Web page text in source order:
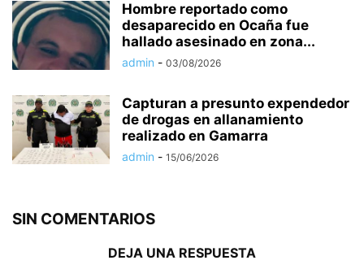
Hombre reportado como
desaparecido en Ocaña fue
hallado asesinado en zona...
admin - 03/08/2026
Capturan a presunto expendedor
de drogas en allanamiento
realizado en Gamarra
admin - 15/06/2026
SIN COMENTARIOS
DEJA UNA RESPUESTA